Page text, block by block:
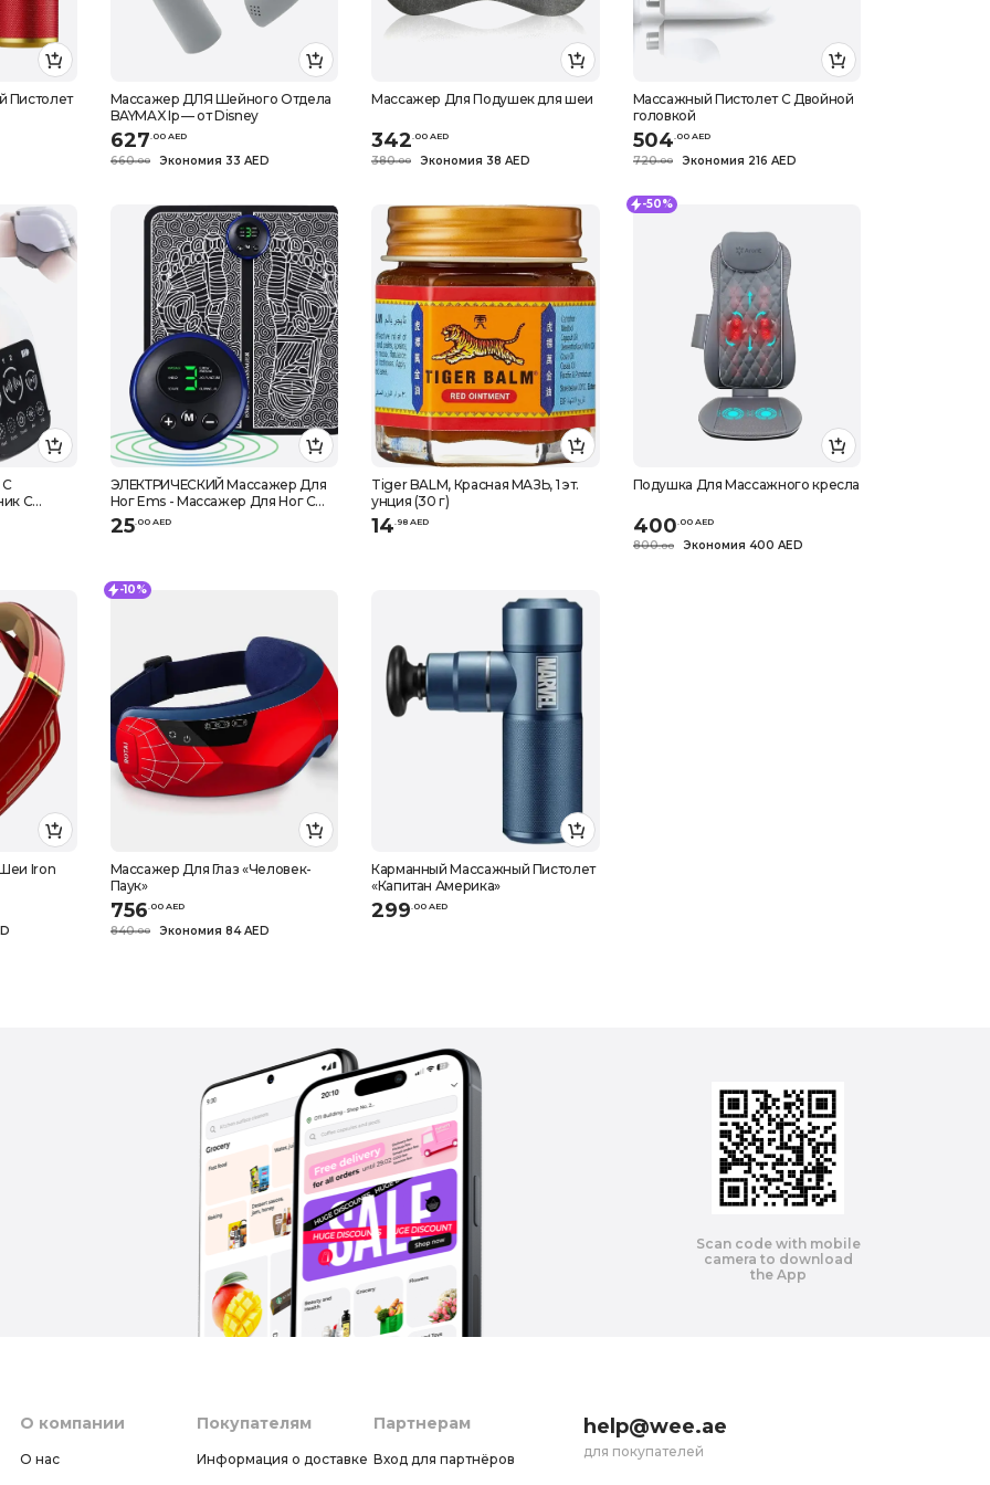
Пистолет
Массажер ДЛЯ Шейного Отдела
BAYMAX Ip — от Disney
627.00 AED
660.00 Экономия 33 AED
Массажер Для Подушек для шеи
342.00 AED
380.00 Экономия 38 AED
Массажный Пистолет С Двойной
головкой
504.00 AED
720.00 Экономия 216 AED
С
С
Для
ЭЛЕКТРИЧЕСКИЙ Массажер Для
Ног Ems - Массажер Для Ног С
КРОВООБРАЩЕНИЕМ -
Массажер для Рефлексологии
25. 00 AED
Tiger BALM, Красная МАЗЬ, 1 эт.
унция (30 г)
14 98 AED
-50%
Подушка Для Массажного кресла
400 00 AED
800.00 Экономия 400 AED
Iron
-10%
Массажер Для Глаз «Человек-
Паук»
756.00 AED
840.00 Экономия 84 AED
Карманный Массажный Пистолет
«Капитан Америка»
299.00 AED
Scan code with mobile
camera to download
the App
О компании
О нас
Покупателям
Информация о доставке
Партнерам
Вход для партнёров
help@wee.ae
для покупателей